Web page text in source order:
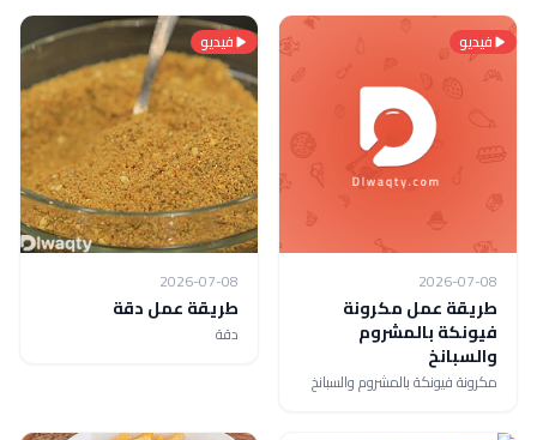
فيديو
2026-07-08
طريقة عمل مكرونة
فيونكة بالمشروم
والسبانخ
مكرونة فيونكة بالمشروم والسبانخ
فيديو
2026-07-08
طريقة عمل دقة
دقة